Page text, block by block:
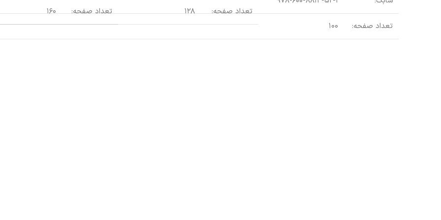
تعداد صفحه: ۱۰۰
تعداد صفحه: ۱۲۸ تعداد صفحه: ۱۶۰